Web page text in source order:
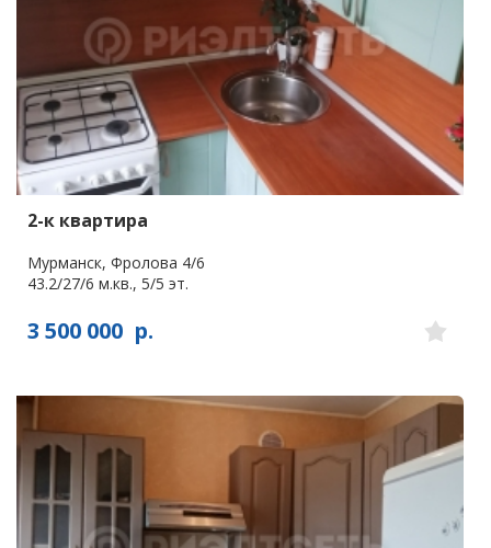
2-к квартира
Мурманск, Фролова 4/6
43.2/27/6 м.кв., 5/5 эт.
3 500 000 р.